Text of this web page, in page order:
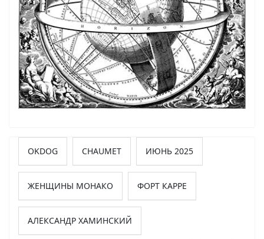
OKDOG CHAUMET ИЮНЬ 2025
ЖЕНЩИНЫ МОНАКО ФОРТ КАРРЕ
АЛЕКСАНДР ХАМИНСКИЙ